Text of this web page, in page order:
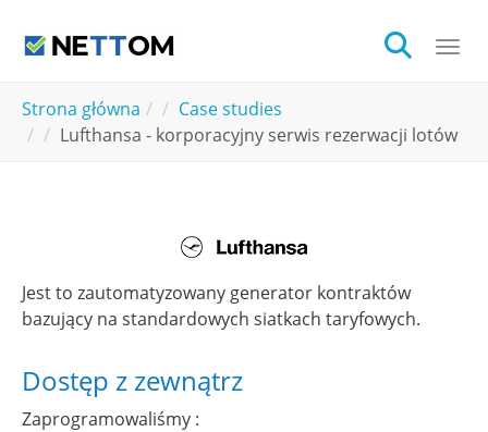
Strona główna
Case studies
Lufthansa - korporacyjny serwis rezerwacji lotów
Jest to zautomatyzowany generator kontraktów
bazujący na standardowych siatkach taryfowych.
Dostęp z zewnątrz
Zaprogramowaliśmy :